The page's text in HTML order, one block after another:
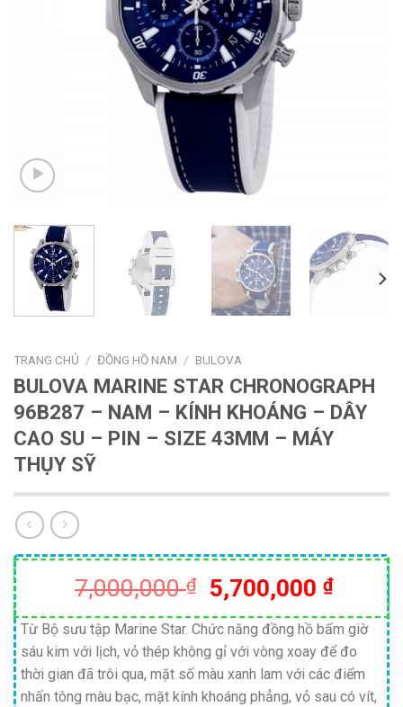
TRANG CHỦ / ĐỒNG HỒ NAM / BULOVA
BULOVA MARINE STAR CHRONOGRAPH
96B287 – NAM – KÍNH KHOÁNG – DÂY
CAO SU – PIN – SIZE 43MM – MÁY
THỤY SỸ
7,000,000₫
Giá
gốc
là:
7,000,000 ₫.
5,700,000 ₫Giá
hiện
tại
là:
Từ Bộ sưu tập Marine Star. Chức năng đồng hồ bấm giờ
sáu kim với lịch, vỏ thép không gỉ với vòng xoay để đo
thời gian đã trôi qua, mặt số màu xanh lam với các điểm
nhấn tông màu bạc, mặt kính khoáng phẳng, vỏ sau có vít,